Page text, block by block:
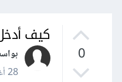
0
كيف
28 أغسطس 2015